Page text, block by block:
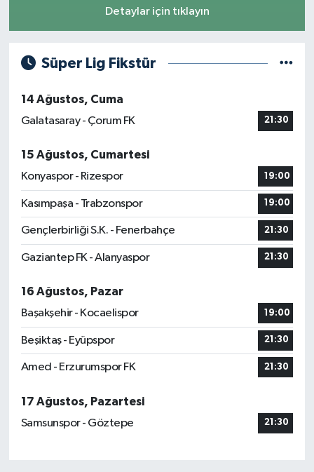
Detaylar için tıklayın
Süper Lig Fikstür
14 Ağustos, Cuma
Galatasaray - Çorum FK
21:30
15 Ağustos, Cumartesi
Konyaspor - Rizespor
19:00
Kasımpaşa - Trabzonspor 19:00
Gençlerbirliği S.K. - Fenerbahçe 21:30
Gaziantep FK - Alanyaspor 21:30
16 Ağustos, Pazar
Başakşehir - Kocaelispor
19:00
Beşiktaş - Eyüpspor 21:30
Amed - Erzurumspor FK 21:30
17 Ağustos, Pazartesi
Samsunspor - Göztepe
21:30